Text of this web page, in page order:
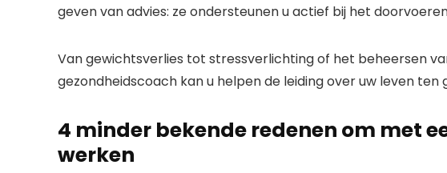
geven van advies: ze ondersteunen u actief bij het
Van gewichtsverlies tot stressverlichting of het beheersen
gezondheidscoach kan u helpen de leiding over uw leven ten
4 minder bekende redenen om met
werken